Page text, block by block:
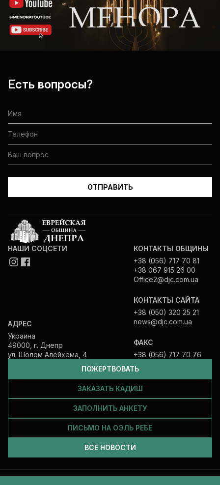
Есть вопросы?
ПОЖЕРТВОВАТЬ
ЗАКАЗАТЬ КАДИШ
ЗАПОЛНИТЬ АНКЕТУ
ПИСЬМО НА ОЭЛЬ РЕБЕ
ВСЕ НОВОСТИ
НАШИ СОЦСЕТИ
АДРЕС
Украина
49000, г. Днепр
ул. Шолом Алейхема, 4
КОНТАКТЫ ОБЩИНЫ
+38 (056) 717 70 81
+38 067 915 26 00
Office2@djc.com.ua
КОНТАКТЫ САЙТА
+38 (050) 320 25 21
news@djc.com.ua
ФАКС
+38 (056) 717 70 76